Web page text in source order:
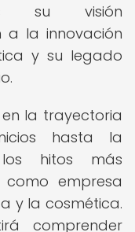
su visión
a la innovación
y su legado
la trayectoria
hasta la
hitos más
como empresa
y la cosmética.
comprender